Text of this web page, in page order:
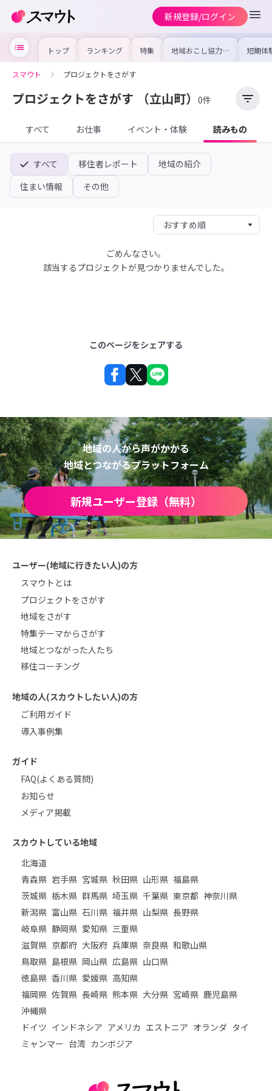
新規登録/ログイン
トップ ランキング 特集 地域おこし協力隊
の求人やイベント
を集めました！仕
けよう
短期体
り〜数
域を知
スマウト プロジェクトをさがす
プロジェクトをさがす （立山町） 0件
すべて お仕事 イベント・体験 読みもの
すべて 移住者レポート
地域の紹介
住まい情報
その他
ごめんなさい。
該当するプロジェクトが見つかりませんでした。
このページをシェアする
地域の人から声がかかる
地域とつながるプラットフォーム
新規ユーザー登録（無料）
ユーザー(地域に行きたい人)の方
スマウトとは
プロジェクトをさがす
地域をさがす
特集テーマからさがす
地域とつながった人たち
移住コーチング
地域の人(スカウトしたい人)の方
ご利用ガイド
導入事例集
ガイド
FAQ(よくある質問)
お知らせ
メディア掲載
スカウトしている地域
北海道
青森県 岩手県 宮城県 秋田県 山形県 福島県
茨城県 栃木県 群馬県 埼玉県 千葉県 東京都 神奈川県
新潟県 富山県 石川県 福井県 山梨県 長野県
岐阜県 静岡県 愛知県 三重県
滋賀県 京都府 大阪府 兵庫県 奈良県 和歌山県
鳥取県 島根県 岡山県 広島県 山口県
徳島県 香川県 愛媛県 高知県
福岡県 佐賀県 長崎県 熊本県 大分県 宮崎県 鹿児島県
沖縄県
ドイツ インドネシア アメリカ エストニア オランダ タイ
ミャンマー 台湾 カンボジア